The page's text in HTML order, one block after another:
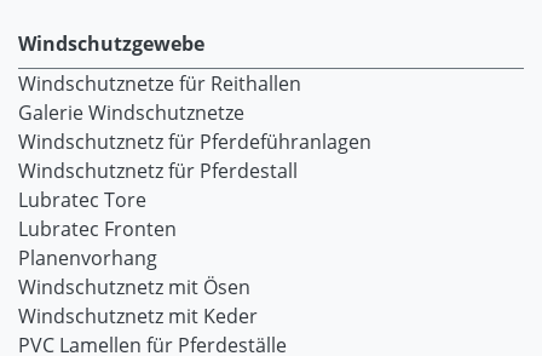
Windschutzgewebe
Windschutznetze für Reithallen
Galerie Windschutznetze
Windschutznetz für Pferdeführanlagen
Windschutznetz für Pferdestall
Lubratec Tore
Lubratec Fronten
Planenvorhang
Windschutznetz mit Ösen
Windschutznetz mit Keder
PVC Lamellen für Pferdeställe